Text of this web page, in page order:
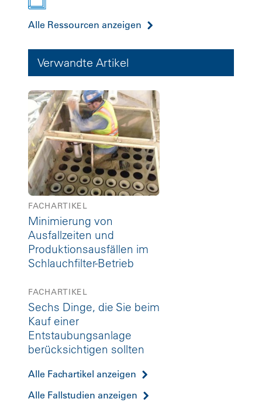
Alle Ressourcen anzeigen
Verwandte Artikel
FACHARTIKEL
Minimierung von
Ausfallzeiten und
Produktionsausfällen im
Schlauchfilter-Betrieb
FACHARTIKEL
Sechs Dinge, die Sie beim
Kauf einer
Entstaubungsanlage
berücksichtigen sollten
Alle Fachartikel anzeigen
Alle Fallstudien anzeigen